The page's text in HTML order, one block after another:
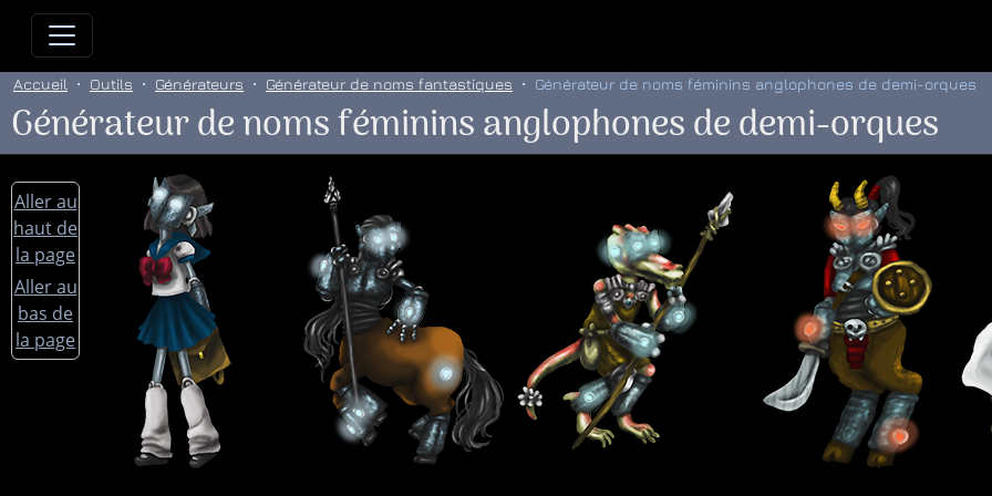
Allez directement au contenu
Accueil Outils Générateurs Générateur de noms fantastiques Générateur de noms féminins anglophones de demi-orques
Générateur de noms féminins anglophones de demi-orques
Aller au
haut de
la page
Aller au
bas de
la page